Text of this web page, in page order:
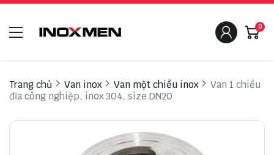
0
Trang chủ Van inox Van một chiều inox
Van 1 chiều
đĩa công nghiệp, inox 304, size DN20